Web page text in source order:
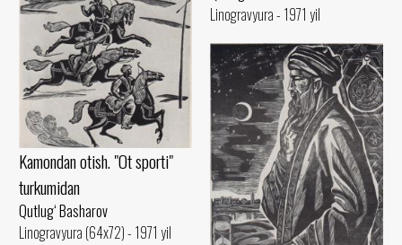
Linogravyura - 1971 yil
Kamondan otish. "Ot sporti"
turkumidan
Qutlug‘ Basharov
Linogravyura (64x72) - 1971 yil